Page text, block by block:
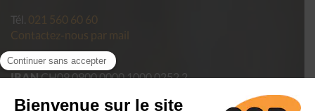
Tél. 021 560 60 60
Contactez-nous par mail
Pour faire un don
IBANCH09 0900 0000 1000 0252 2